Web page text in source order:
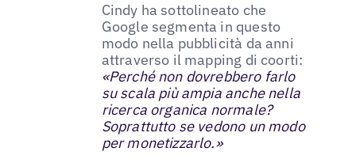
Cindy ha sottolineato che
Google segmenta in questo
modo nella pubblicità da anni
attraverso il mapping di coorti:
«Perché non dovrebbero farlo
su scala più ampia anche nella
ricerca organica normale?
Soprattutto se vedono un modo
per monetizzarlo.»